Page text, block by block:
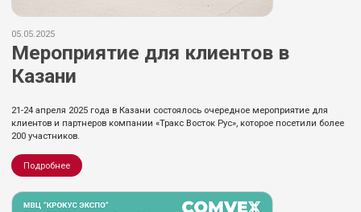
05.05.2025
Мероприятие для клиентов в
Казани
21-24 апреля 2025 года в Казани состоялось очередное мероприятие для
клиентов и партнеров компании «Тракс Восток Рус», которое посетили более
200 участников.
Подробнее